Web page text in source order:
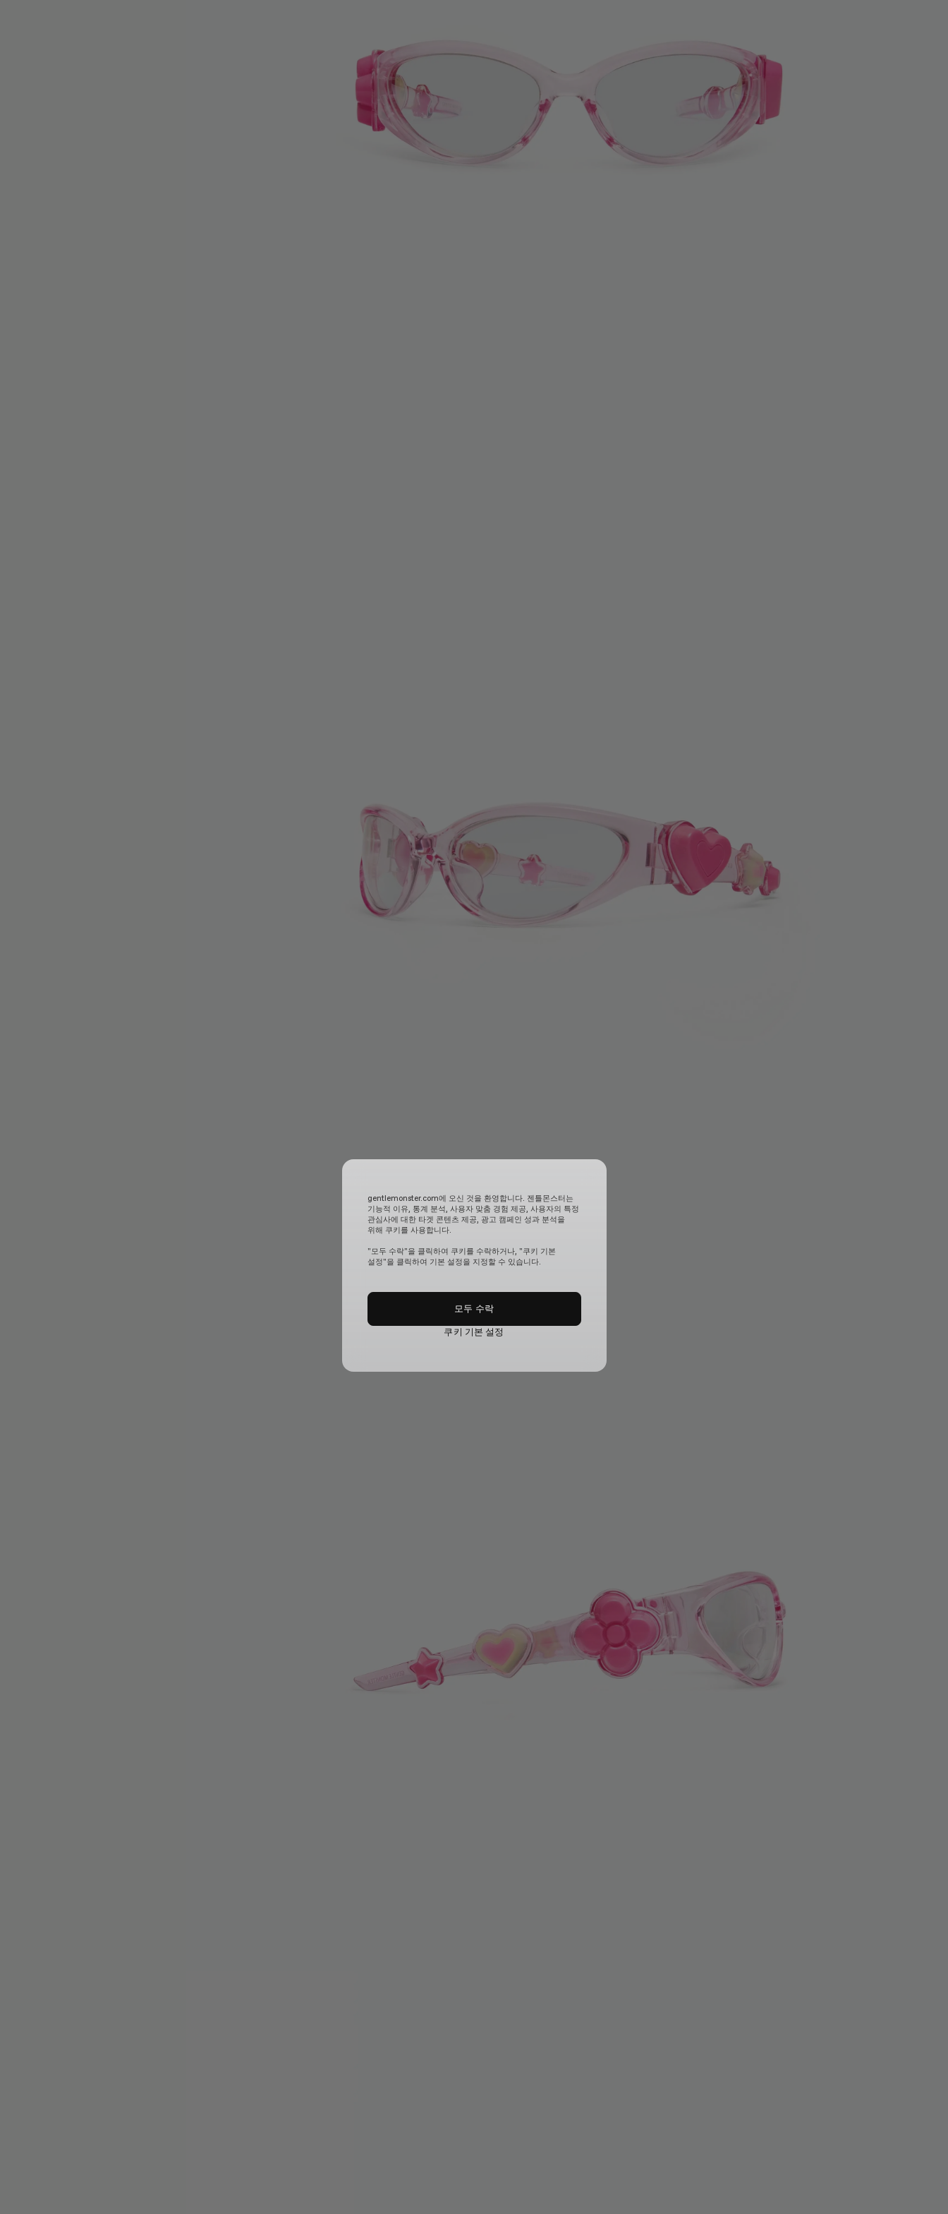
gentlemonster.com에 오신 것을 환영합니다. 젠틀몬스터는
기능적 이유, 통계 분석, 사용자 맞춤 경험 제공, 사용자의 특정
관심사에 대한 타겟 콘텐츠 제공, 광고 캠페인 성과 분석을
위해 쿠키를 사용합니다.
"모두 수락"을 클릭하여 쿠키를 수락하거나, "쿠키 기본
설정"을 클릭하여 기본 설정을 지정할 수 있습니다.
쿠키 기본 설정
모두 수락